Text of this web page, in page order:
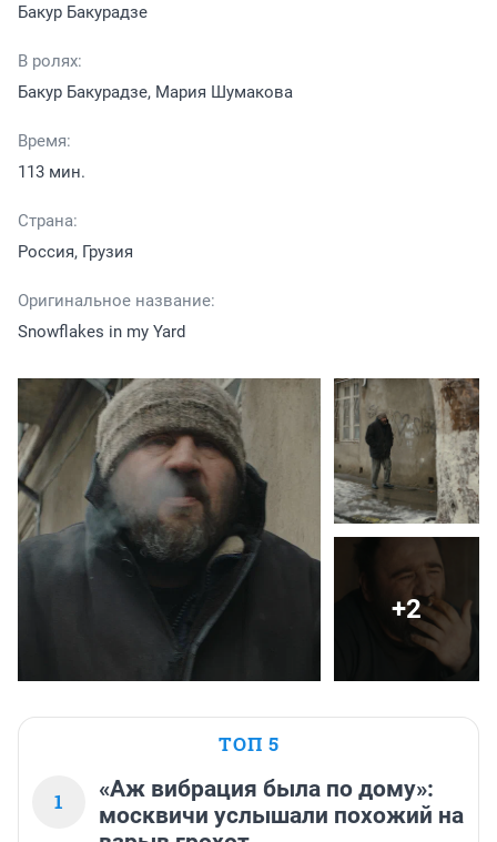
Бакур Бакурадзе
В ролях:
Бакур Бакурадзе, Мария Шумакова
Время:
113 мин.
Страна:
Россия, Грузия
Оригинальное название:
Snowflakes in my Yard
+2
ТОП 5
1
«Аж вибрация была по дому»:
москвичи услышали похожий на